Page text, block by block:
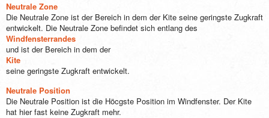
Neutrale Zone
Die Neutrale Zone ist der Bereich in dem der Kite seine geringste Zugkraft
entwickelt. Die Neutrale Zone befindet sich entlang des
Windfensterrandes
und ist der Bereich in dem der
Kite
seine geringste Zugkraft entwickelt.
Neutrale Position
Die Neutrale Position ist die Höcgste Position im Windfenster. Der Kite
hat hier fast keine Zugkraft mehr.